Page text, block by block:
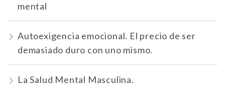
mental
Autoexigencia emocional. El precio de ser
demasiado duro con uno mismo.
La Salud Mental Masculina.